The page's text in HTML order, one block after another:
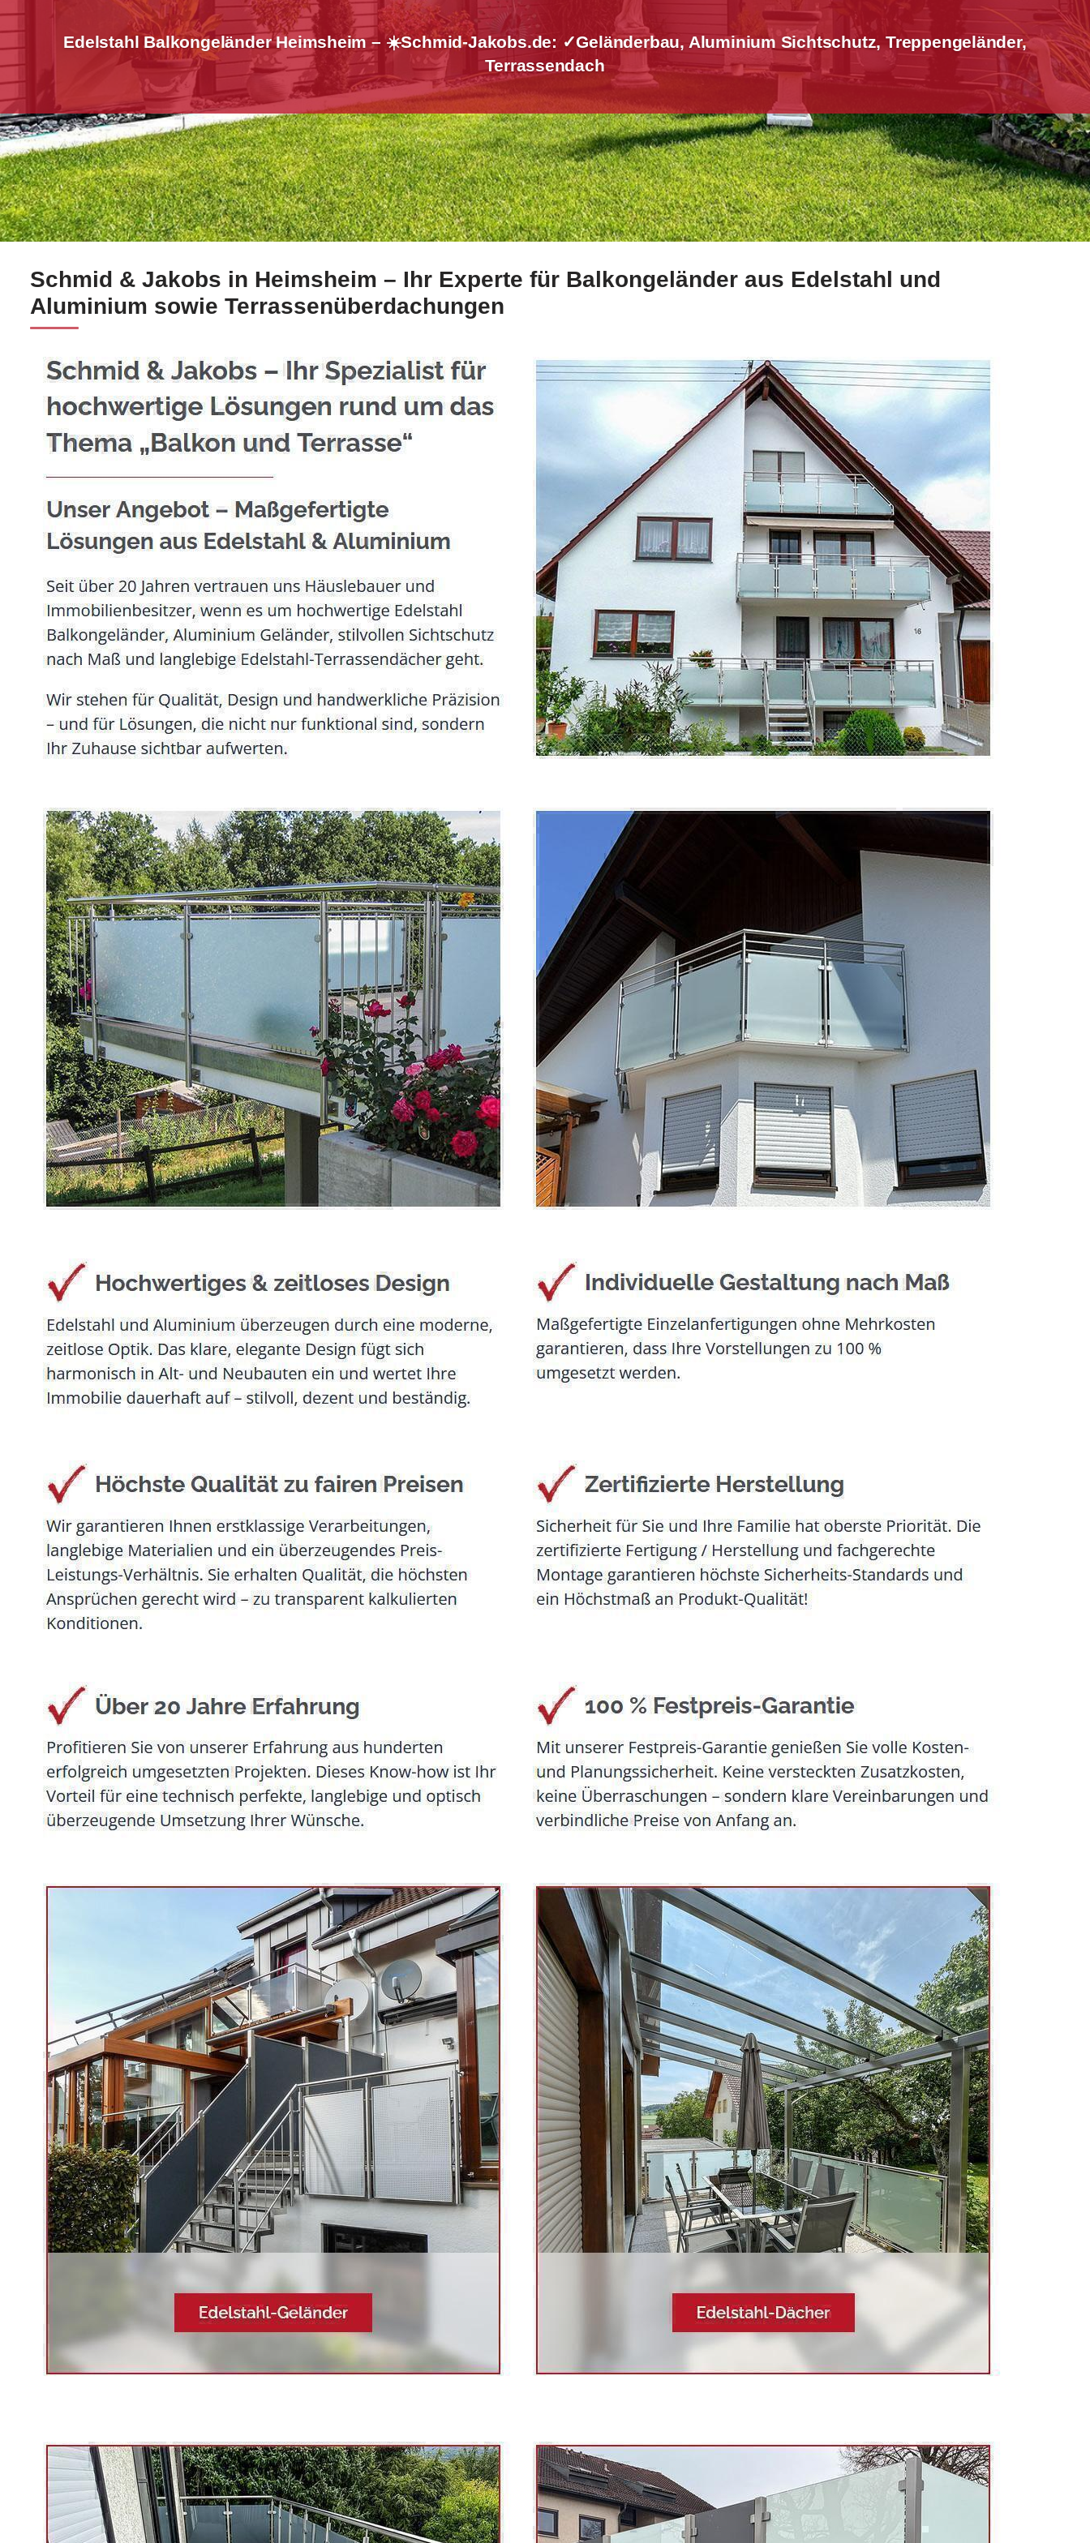
Edelstahl Balkongeländer Heimsheim – ☀️Schmid-Jakobs.de: ✓Geländerbau, Aluminium Sichtschutz, Treppengeländer,
Terrassendach
☀️Schmid-Jakobs.de für Heimsheim liefert Edelstahl Balkongeländer und ✓Geländerbau, Treppengeländer, Aluminium Sichtschutz, Terrassendach. ✓Edelstahl
Schmid & Jakobs in Heimsheim – Ihr Experte für Balkongeländer aus Edelstahl und
Aluminium sowie Terrassenüberdachungen